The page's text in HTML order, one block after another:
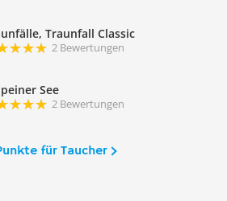
Traunfall Classic
2 Bewertungen
See
2 Bewertungen
für Taucher